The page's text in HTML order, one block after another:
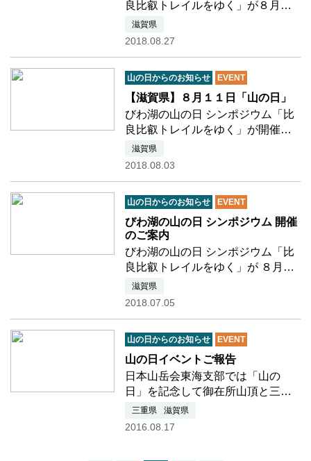
良比叡トレイルをゆく」が８月１
１日㊗「山の日」に開催されまし
た。 比叡山から比良山地の50キロ
整備をすすめる活動を…つづきを
読む
滋賀県
2018.08.27
山の日からのお知らせ EVENT
【滋賀県】８月１１日「山の日」
びわ湖の山の日 シンポジウム「比
良比叡トレイルをゆく」が開催さ
れます。 ■開催日：平成30年8月11
日（土・祝） ■時 間：14:00～
お申込み・お問…つづきを読む
滋賀県
2018.08.03
山の日からのお知らせ EVENT
びわ湖の山の日 シンポジウム 開催
のご案内
びわ湖の山の日 シンポジウム「比
良比叡トレイルをゆく」が ８月１
１日「山の日」に開催されます。
基調講演：「山の文化史 比良比
安全に歩くために」 …つづきを読
む
滋賀県
2018.07.05
山の日からのお知らせ EVENT
山の日イベントご報告
日本山岳会東海支部では「山の
日」を記念して御在所山頂と三井
アウトレットパーク・ジャズドリ
ーム長島で啓発活動を行いまし
三重県 滋賀県
2016.08.17